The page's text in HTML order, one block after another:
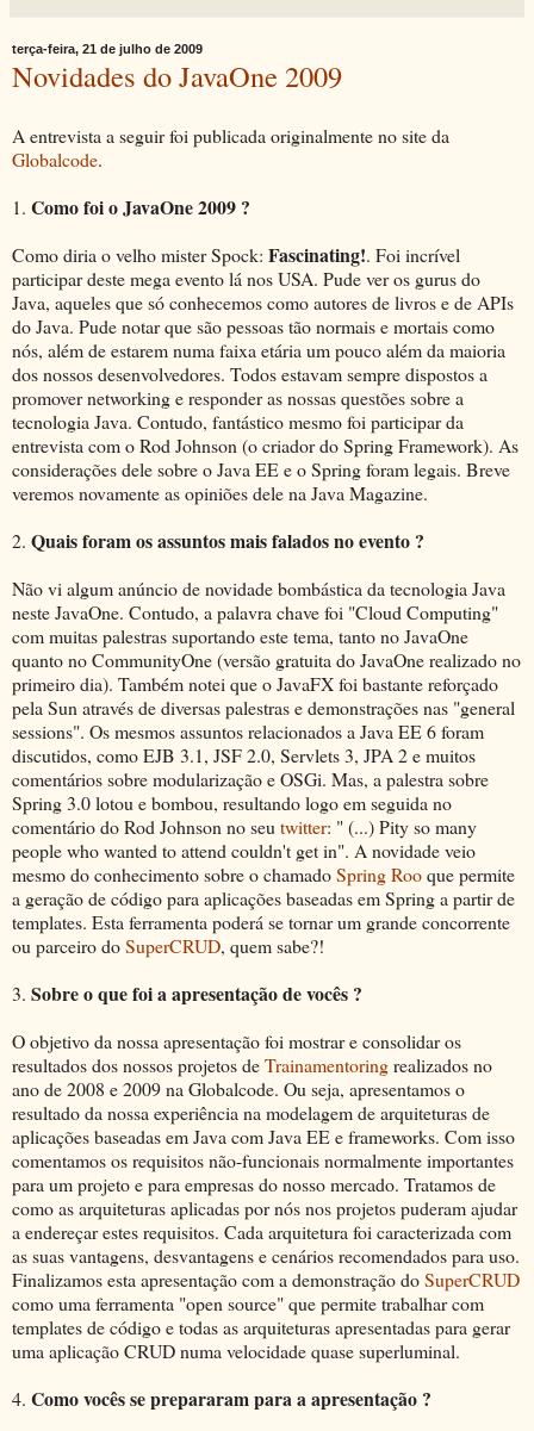
terça-feira, 21 de julho de 2009
Novidades do JavaOne 2009
A entrevista a seguir foi publicada originalmente no site da
Globalcode.
1. Como foi o JavaOne 2009 ?
Como diria o velho mister Spock: Fascinating!. Foi incrível
participar deste mega evento lá nos USA. Pude ver os gurus do
Java, aqueles que só conhecemos como autores de livros e de APIs
do Java. Pude notar que são pessoas tão normais e mortais como
nós, além de estarem numa faixa etária um pouco além da maioria
dos nossos desenvolvedores. Todos estavam sempre dispostos a
promover networking e responder as nossas questões sobre a
tecnologia Java. Contudo, fantástico mesmo foi participar da
entrevista com o Rod Johnson (o criador do Spring Framework). As
considerações dele sobre o Java EE e o Spring foram legais. Breve
veremos novamente as opiniões dele na Java Magazine.
2. Quais foram os assuntos mais falados no evento ?
Não vi algum anúncio de novidade bombástica da tecnologia Java
neste JavaOne. Contudo, a palavra chave foi "Cloud Computing"
com muitas palestras suportando este tema, tanto no JavaOne
quanto no CommunityOne (versão gratuita do JavaOne realizado no
primeiro dia). Também notei que o JavaFX foi bastante reforçado
pela Sun através de diversas palestras e demonstrações nas "general
sessions". Os mesmos assuntos relacionados a Java EE 6 foram
discutidos, como EJB 3.1, JSF 2.0, Servlets 3, JPA 2 e muitos
comentários sobre modularização e OSGi. Mas, a palestra sobre
Spring 3.0 lotou e bombou, resultando logo em seguida no
comentário do Rod Johnson no seu twitter: " (...) Pity so many
people who wanted to attend couldn't get in". A novidade veio
mesmo do conhecimento sobre o chamadoSpring Rooque permite
a geração de código para aplicações baseadas em Spring a partir de
templates. Esta ferramenta poderá se tornar um grande concorrente
ou parceiro doSuperCRUD, quem sabe?!
3. Sobre o que foi a apresentação de vocês ?
O objetivo da nossa apresentação foi mostrar e consolidar os
resultados dos nossos projetos deTrainamentoringrealizados no
ano de 2008 e 2009 na Globalcode. Ou seja, apresentamos o
resultado da nossa experiência na modelagem de arquiteturas de
aplicações baseadas em Java com Java EE e frameworks. Com isso
comentamos os requisitos não-funcionais normalmente importantes
para um projeto e para empresas do nosso mercado. Tratamos de
como as arquiteturas aplicadas por nós nos projetos puderam ajudar
a endereçar estes requisitos. Cada arquitetura foi caracterizada com
as suas vantagens, desvantagens e cenários recomendados para uso.
Finalizamos esta apresentação com a demonstração doSuperCRUD
como uma ferramenta "open source" que permite trabalhar com
templates de código e todas as arquiteturas apresentadas para gerar
uma aplicação CRUD numa velocidade quase superluminal.
4. Como vocês se prepararam para a apresentação ?